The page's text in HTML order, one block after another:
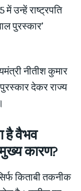
उन्हें राष्ट्रपति
पुरस्कार’
नीतीश कुमार
देकर राज्य
है वैभव
कारण?
किताबी तकनीक